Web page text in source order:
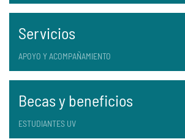
Servicios
APOYO Y ACOMPAÑAMIENTO
Becas y beneficios
ESTUDIANTES UV